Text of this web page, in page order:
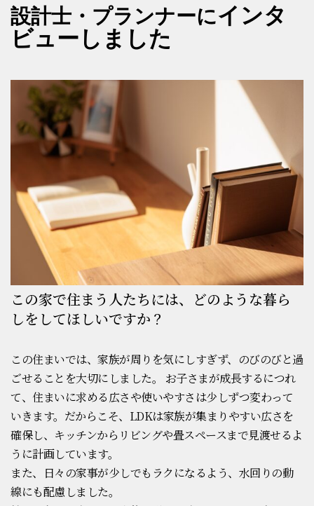
設計士・プランナーにインタ
ビューしました
この家で住まう人たちには、どのような暮ら
しをしてほしいですか？
この住まいでは、家族が周りを気にしすぎず、のびのびと過
ごせることを大切にしました。 お子さまが成長するにつれ
て、住まいに求める広さや使いやすさは少しずつ変わって
いきます。だからこそ、LDKは家族が集まりやすい広さを
確保し、キッチンからリビングや畳スペースまで見渡せるよ
うに計画しています。
また、日々の家事が少しでもラクになるよう、水回りの動
線にも配慮しました。